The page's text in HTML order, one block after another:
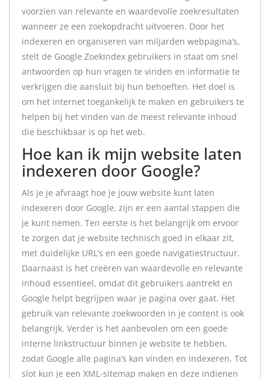
voorzien van relevante en waardevolle zoekresultaten
wanneer ze een zoekopdracht uitvoeren. Door het
indexeren en organiseren van miljarden webpagina’s,
stelt de Google Zoekindex gebruikers in staat om snel
antwoorden op hun vragen te vinden en informatie te
verkrijgen die aansluit bij hun behoeften. Het doel is
om het internet toegankelijk te maken en gebruikers te
helpen bij het vinden van de meest relevante inhoud
die beschikbaar is op het web.
Hoe kan ik mijn website laten
indexeren door Google?
Als je je afvraagt hoe je jouw website kunt laten
indexeren door Google, zijn er een aantal stappen die
je kunt nemen. Ten eerste is het belangrijk om ervoor
te zorgen dat je website technisch goed in elkaar zit,
met duidelijke URL’s en een goede navigatiestructuur.
Daarnaast is het creëren van waardevolle en relevante
inhoud essentieel, omdat dit gebruikers aantrekt en
Google helpt begrijpen waar je pagina over gaat. Het
gebruik van relevante zoekwoorden in je content is ook
belangrijk. Verder is het aanbevolen om een goede
interne linkstructuur binnen je website te hebben,
zodat Google alle pagina’s kan vinden en indexeren. Tot
slot kun je een XML-sitemap maken en deze indienen